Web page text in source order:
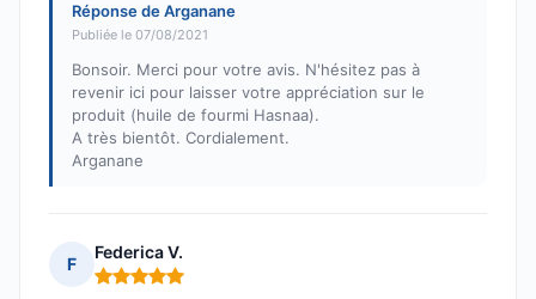
Réponse de Arganane
Publiée le 07/08/2021
Bonsoir. Merci pour votre avis. N'hésitez pas à
revenir ici pour laisser votre appréciation sur le
produit (huile de fourmi Hasnaa).
A très bientôt. Cordialement.
Arganane
F
Federica V.
Note : 5 sur 5